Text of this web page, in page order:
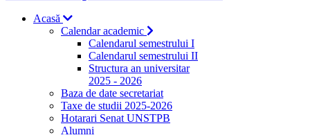
Acasă
Calendar academic
Calendarul semestrului I
Calendarul semestrului II
Structura an universitar
2025 - 2026
Baza de date secretariat
Taxe de studii 2025-2026
Hotarari Senat UNSTPB
Alumni